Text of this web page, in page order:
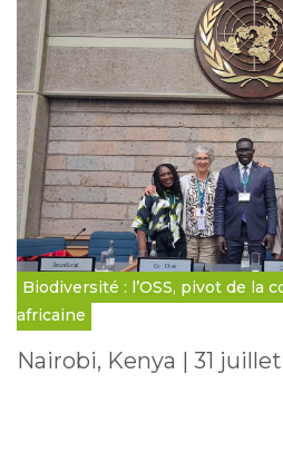
Biodiversité : l’OSS, pivot de la
africaine
Nairobi, Kenya | 31